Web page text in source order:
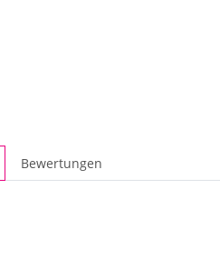
Bewertungen